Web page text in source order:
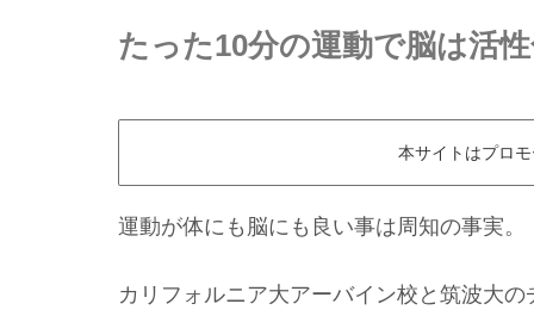
たった10分の運動で脳は活
本サイトはプロ
運動が体にも脳にも良い事は周知の事実。
カリフォルニア大アーバイン校と筑波大